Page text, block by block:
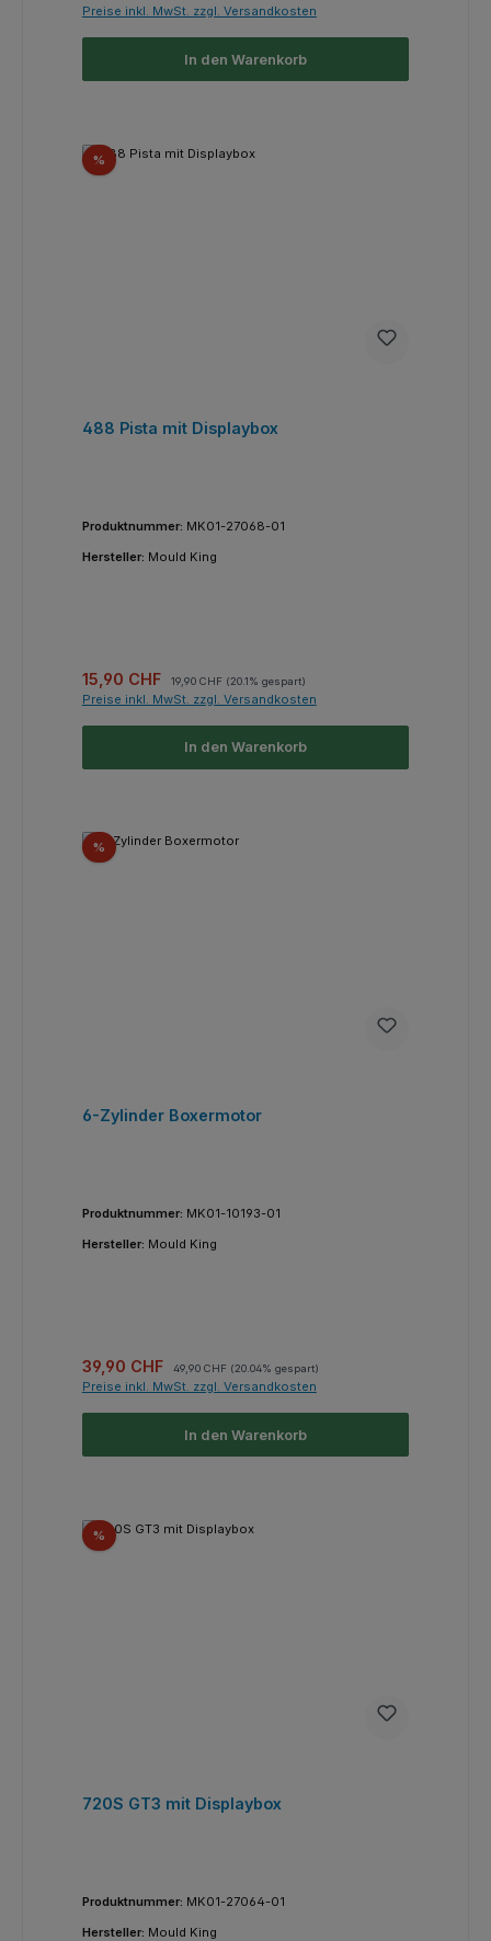
Preise inkl. MwSt. zzgl. Versandkosten
In den Warenkorb
%Rabatt
488 Pista mit Displaybox
Produktnummer: MK01-27068-01
Hersteller: Mould King
Verkaufspreis:
15,90 CHF 19,90 CHF (20.1% gespart)
Preise inkl. MwSt. zzgl. Versandkosten
In den Warenkorb
%Rabatt
6-Zylinder Boxermotor
Produktnummer: MK01-10193-01
Hersteller: Mould King
Verkaufspreis:
39,90 CHF 49,90 CHF (20.04% gespart)
Preise inkl. MwSt. zzgl. Versandkosten
In den Warenkorb
%Rabatt
720S GT3 mit Displaybox
Produktnummer: MK01-27064-01
Hersteller: Mould King